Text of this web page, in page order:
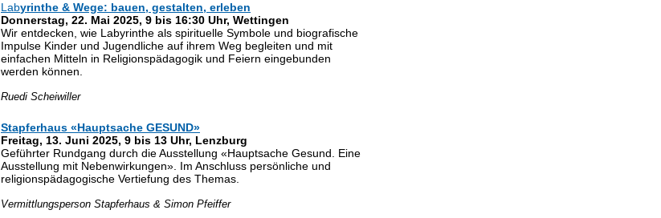
Labyrinthe & Wege: bauen, gestalten, erleben
Donnerstag, 22. Mai 2025, 9 bis 16:30 Uhr, Wettingen
Wir entdecken, wie Labyrinthe als spirituelle Symbole und biografische
Impulse Kinder und Jugendliche auf ihrem Weg begleiten und mit
einfachen Mitteln in Religionspädagogik und Feiern eingebunden
werden können.
Ruedi Scheiwiller
Stapferhaus «Hauptsache GESUND»
Freitag, 13. Juni 2025, 9 bis 13 Uhr, Lenzburg
Geführter Rundgang durch die Ausstellung «Hauptsache Gesund. Eine
Ausstellung mit Nebenwirkungen». Im Anschluss persönliche und
religionspädagogische Vertiefung des Themas.
Vermittlungsperson Stapferhaus & Simon Pfeiffer